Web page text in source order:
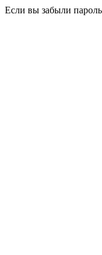
Если вы забыли